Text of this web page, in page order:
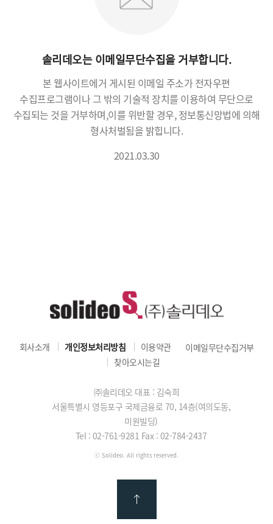
솔리데오는 이메일무단수집을 거부합니다.
본 웹사이트에거 게시된 이메일 주소가 전자우편
수집프로그램이나 그 밖의 기술적 장치를 이용하여 무단으로
수집되는 것을 거부하며,이를 위반할 경우, 정보통신망법에 의해
형사처벌됨을 밝힙니다.
2021.03.30
회사소개 개인정보처리방침 이용약관
이메일무단수집거부
찾아오시는길
㈜솔리데오 대표 : 김숙희
서울특별시 영등포구 국제금융로 70, 14층(여의도동,
미원빌딩)
Tel : 02-761-9281 Fax : 02-784-2437
ⓒ Solideo. All rights reserved.